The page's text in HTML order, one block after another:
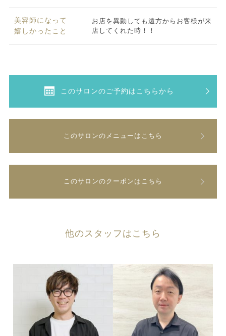
美容師になって
嬉しかったこと
お店を異動しても遠方からお客様が来
店してくれた時！！
このサロンのご予約はこちらから
このサロンのメニューはこちら
このサロンのクーポンはこちら
他のスタッフはこちら